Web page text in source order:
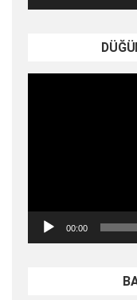
00:00